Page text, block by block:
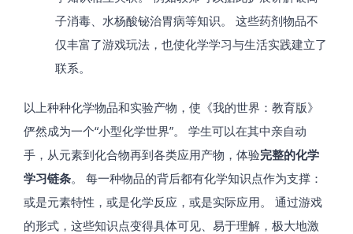
子消毒、水杨酸铋治胃病等知识。 这些药剂物品不
仅丰富了游戏玩法，也使化学学习与生活实践建立了
联系。
以上种种化学物品和实验产物，使《我的世界：教育版》
俨然成为一个“小型化学世界”。 学生可以在其中亲自动
手，从元素到化合物再到各类应用产物，体验完整的化学
学习链条。 每一种物品的背后都有化学知识点作为支撑：
或是元素特性，或是化学反应，或是实际应用。 通过游戏
的形式，这些知识点变得具体可见、易于理解，极大地激